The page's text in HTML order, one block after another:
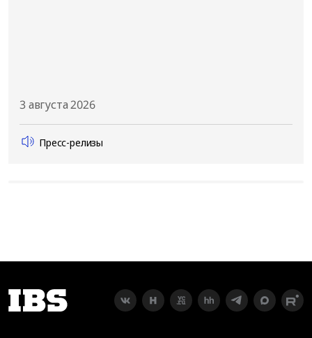
3 августа 2026
Пресс-релизы